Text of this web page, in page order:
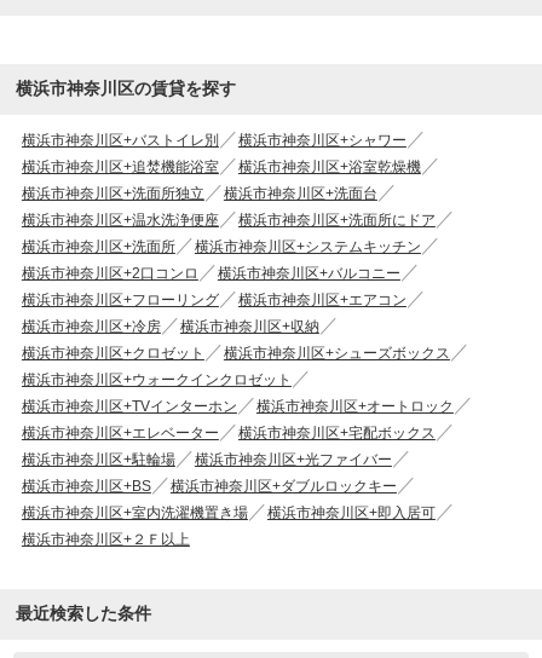
横浜市神奈川区の賃貸を探す
横浜市神奈川区+バストイレ別
横浜市神奈川区+シャワー
横浜市神奈川区+追焚機能浴室
横浜市神奈川区+浴室乾燥機
横浜市神奈川区+洗面所独立
横浜市神奈川区+洗面台
横浜市神奈川区+温水洗浄便座
横浜市神奈川区+洗面所にドア
横浜市神奈川区+洗面所
横浜市神奈川区+システムキッチン
横浜市神奈川区+2口コンロ
横浜市神奈川区+バルコニー
横浜市神奈川区+フローリング
横浜市神奈川区+エアコン
横浜市神奈川区+冷房
横浜市神奈川区+収納
横浜市神奈川区+クロゼット
横浜市神奈川区+シューズボックス
横浜市神奈川区+ウォークインクロゼット
横浜市神奈川区+TVインターホン
横浜市神奈川区+オートロック
横浜市神奈川区+エレベーター
横浜市神奈川区+宅配ボックス
横浜市神奈川区+駐輪場
横浜市神奈川区+光ファイバー
横浜市神奈川区+BS
横浜市神奈川区+ダブルロックキー
横浜市神奈川区+室内洗濯機置き場
横浜市神奈川区+即入居可
横浜市神奈川区+２Ｆ以上
最近検索した条件